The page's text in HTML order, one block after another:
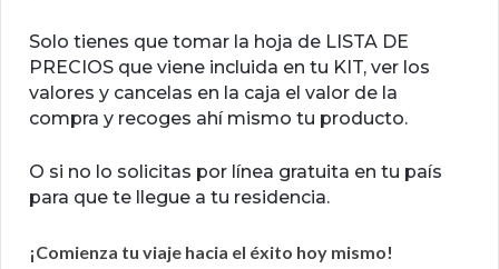
Solo tienes que tomar la hoja de LISTA DE
PRECIOS que viene incluida en tu KIT, ver los
valores y cancelas en la caja el valor de la
compra y recoges ahí mismo tu producto.
O si no lo solicitas por línea gratuita en tu país
para que te llegue a tu residencia.
¡Comienza tu viaje hacia el éxito hoy mismo!